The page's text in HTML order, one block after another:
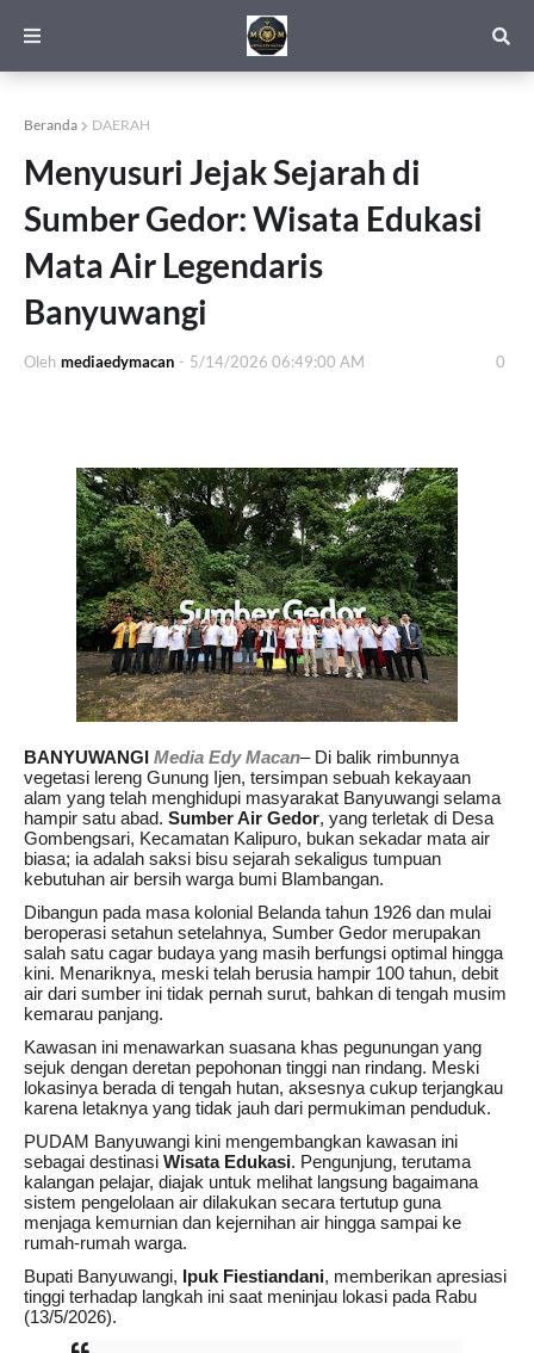
Beranda DAERAH
Menyusuri Jejak Sejarah di
Sumber Gedor: Wisata Edukasi
Mata Air Legendaris
Banyuwangi
Oleh mediaedymacan - 5/14/2026 06:49:00 AM 0
BANYUWANGI Media Edy Macan– Di balik rimbunnya
vegetasi lereng Gunung Ijen, tersimpan sebuah kekayaan
alam yang telah menghidupi masyarakat Banyuwangi selama
hampir satu abad. Sumber Air Gedor, yang terletak di Desa
Gombengsari, Kecamatan Kalipuro, bukan sekadar mata air
biasa; ia adalah saksi bisu sejarah sekaligus tumpuan
kebutuhan air bersih warga bumi Blambangan.
Dibangun pada masa kolonial Belanda tahun 1926 dan mulai
beroperasi setahun setelahnya, Sumber Gedor merupakan
salah satu cagar budaya yang masih berfungsi optimal hingga
kini. Menariknya, meski telah berusia hampir 100 tahun, debit
air dari sumber ini tidak pernah surut, bahkan di tengah musim
kemarau panjang.
Kawasan ini menawarkan suasana khas pegunungan yang
sejuk dengan deretan pepohonan tinggi nan rindang. Meski
lokasinya berada di tengah hutan, aksesnya cukup terjangkau
karena letaknya yang tidak jauh dari permukiman penduduk.
PUDAM Banyuwangi kini mengembangkan kawasan ini
sebagai destinasi Wisata Edukasi. Pengunjung, terutama
kalangan pelajar, diajak untuk melihat langsung bagaimana
sistem pengelolaan air dilakukan secara tertutup guna
menjaga kemurnian dan kejernihan air hingga sampai ke
rumah-rumah warga.
Bupati Banyuwangi, Ipuk Fiestiandani, memberikan apresiasi
tinggi terhadap langkah ini saat meninjau lokasi pada Rabu
(13/5/2026).